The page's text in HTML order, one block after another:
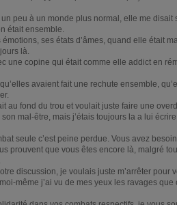
peu à un monde plus normal, elle me disait
était ensemble.
ses états d’âmes, quand elle était
là.
une copine qui était comme elle addict en
avaient fait une rechute ensemble,
au fond du trou et voulait juste faire une
mal-être, mais j’étais toujours la a lui
seule c’est peine perdue. Vous avez
prouvent que vous êtes encore là, malgré
discussion, je voulais juste m’arrêter pour
même j’ai vu de mes yeux les ravages